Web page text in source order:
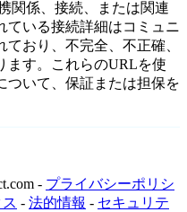
関係、接続、または関連
ている接続詳細はコミュニ
おり、不完全、不正確、
ます。これらのURLを使
ついて、保証または担保を
- プライバシーポリシ
- 法的情報 - セキュリテ